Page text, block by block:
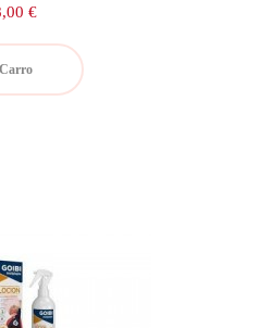
€
Carro